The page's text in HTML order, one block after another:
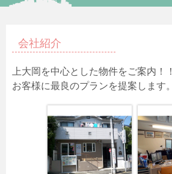
会社紹介
上大岡を中心とした物件をご案内！！
お客様に最良のプランを提案します。